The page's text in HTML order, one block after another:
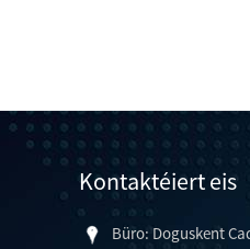
Kontaktéiert eis
Büro: Doguskent